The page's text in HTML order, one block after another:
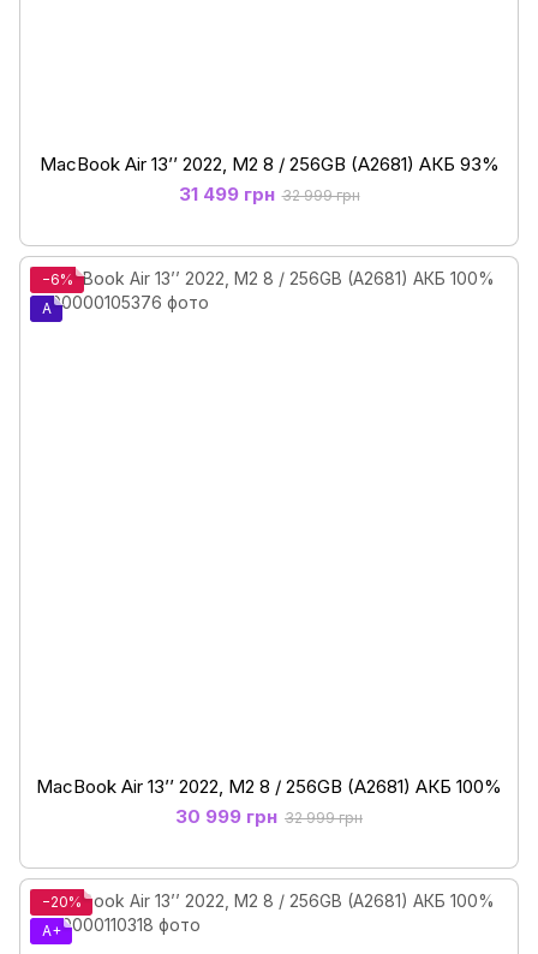
MacBook Air 13’’ 2022, М2 8 / 256GB (A2681) АКБ 93%
31 499 грн 32 999 грн
−6%
A
MacBook Air 13’’ 2022, М2 8 / 256GB (A2681) АКБ 100%
30 999 грн 32 999 грн
−20%
A+